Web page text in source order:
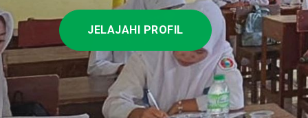
JELAJAHI PROFIL